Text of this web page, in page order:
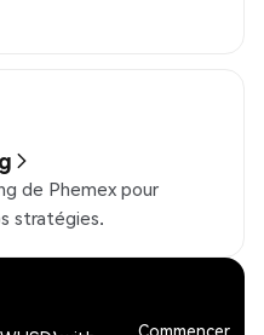
de Phemex pour
stratégies.
Commencer